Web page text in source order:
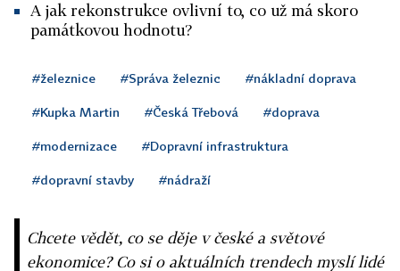
A jak rekonstrukce ovlivní to, co už má skoro
památkovou hodnotu?
#železnice #Správa železnic #nákladní doprava
#Kupka Martin #Česká Třebová #doprava
#modernizace #Dopravní infrastruktura
#dopravní stavby #nádraží
Chcete vědět, co se děje v české a světové
ekonomice? Co si o aktuálních trendech myslí lidé